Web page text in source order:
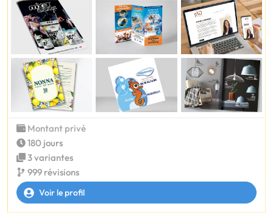
Montant privé
180 jours
3 variantes
999 révisions
Voir le profil